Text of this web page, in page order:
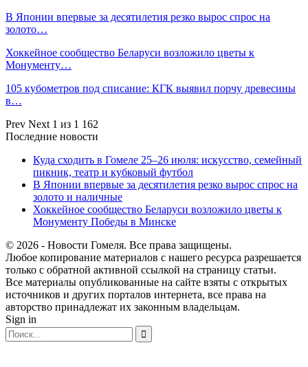
В Японии впервые за десятилетия резко вырос спрос на
золото…
Хоккейное сообщество Беларуси возложило цветы к
Монументу…
105 кубометров под списание: КГК выявил порчу древесины
в…
Prev Next 1 из 1 162
Последние новости
Куда сходить в Гомеле 25–26 июля: искусство, семейный
пикник, театр и кубковый футбол
В Японии впервые за десятилетия резко вырос спрос на
золото и наличные
Хоккейное сообщество Беларуси возложило цветы к
Монументу Победы в Минске
© 2026 - Новости Гомеля. Все права защищены.
Любое копирование материалов с нашего ресурса разрешается
только с обратной активной ссылкой на страницу статьи.
Все материалы опубликованные на сайте взяты с открытых
источников и других порталов интернета, все права на
авторство принадлежат их законным владельцам.
Sign in